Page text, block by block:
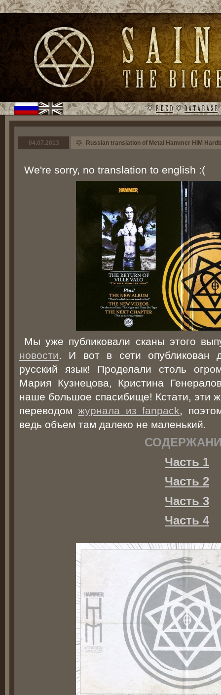
04.07.2013 Russian translation of Metal Hammer HIM
We're sorry, no translation to english :(
Мы уже публиковали сканы этого
новости. И вот в сети опубликован
русский язык! Проделали столь
Мария Кузнецова, Кристина
наше большое спасибище! Кстати, эти
переводомжурнала из fanpack,
ведь объем там далеко не маленький.
Часть 1
Часть 2
Часть 3
Часть 4